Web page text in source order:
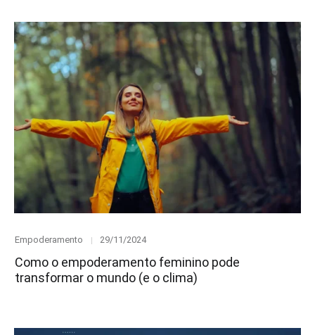
Category
Empoderamento
Posted
29/11/2024
Como o empoderamento feminino pode
transformar o mundo (e o clima)